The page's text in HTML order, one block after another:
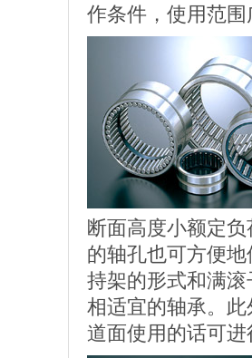
作条件，使用范围
断面高度小额定
的轴孔也可方便地
持架的形式和满
相适宜的轴承。
道面使用的话可